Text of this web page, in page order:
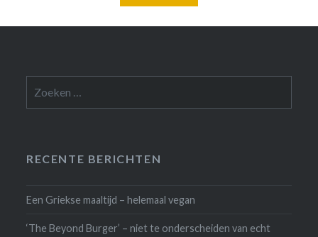
naar:
RECENTE BERICHTEN
Een Griekse maaltijd – helemaal vegan
‘The Beyond Burger’ – niet te onderscheiden van echt